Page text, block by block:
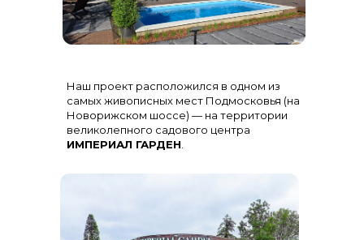
Наш проект расположился в одном из
самых живописных мест Подмосковья (на
Новорижском шоссе) — на территории
великолепного садового центра
ИМПЕРИАЛ ГАРДЕН
алюминиевыми импостами
черного цвета для жесткости и
стиля